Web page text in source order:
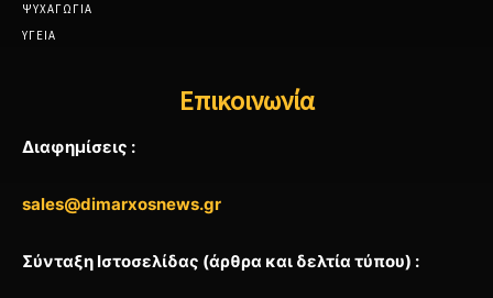
ΨΥΧΑΓΩΓΙΑ
ΥΓΕΙΑ
Επικοινωνία
Διαφημίσεις :
sales@dimarxosnews.gr
Σύνταξη Ιστοσελίδας (άρθρα και δελτία τύπου) :